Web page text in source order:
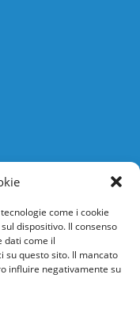
come i cookie
dispositivo. Il consenso
dati come il
su questo sito. Il mancato
influire negativamente su